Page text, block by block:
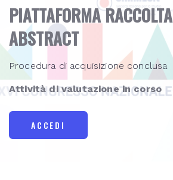
PIATTAFORMA RACCOLTA
ABSTRACT
Procedura di acquisizione conclusa
Attività di valutazione in corso
ACCEDI